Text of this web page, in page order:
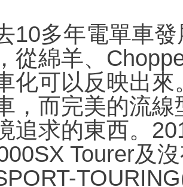
10多年電單車
從綿羊、
化可以反映出
，而完美的流
追求的東西。
Tourer及